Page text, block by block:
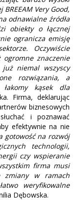
Very Good,
odnawialne źródła
obiekty o łącznej
ogranicza emisję
Oczywiście
znaczenie
niemal wszyscy
rozwiązania, a
kąsek dla
Firma, deklarując
biznesowych
i poznawać
efektywnie na nie
gotowość na rozwój
technologii,
czy wspieranie
firma musi
zmiany w ramach
weryfikowalne
Dębowska.